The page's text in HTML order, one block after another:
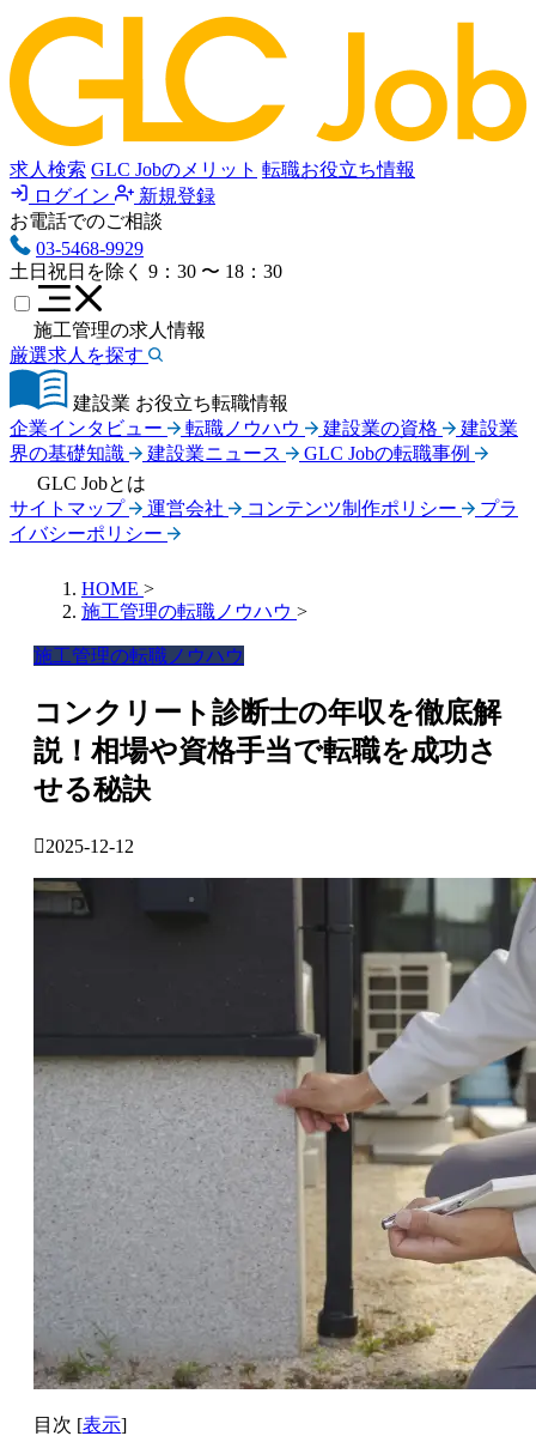
求人検索 GLC Jobのメリット 転職お役立ち情報
ログイン
新規登録
お電話でのご相談
03-5468-9929
土日祝日を除く 9：30 〜 18：30
施工管理の求人情報
厳選求人を探す
建設業 お役立ち転職情報
企業インタビュー
転職ノウハウ 建設業の資格
建設業
界の基礎知識
建設業ニュース
GLC Jobの転職事例
GLC Jobとは
サイトマップ
運営会社 コンテンツ制作ポリシー
プラ
イバシーポリシー
HOME >
施工管理の転職ノウハウ >
施工管理の転職ノウハウ
コンクリート診断士の年収を徹底解
説！相場や資格手当で転職を成功さ
せる秘訣
2025-12-12
目次 [表示]